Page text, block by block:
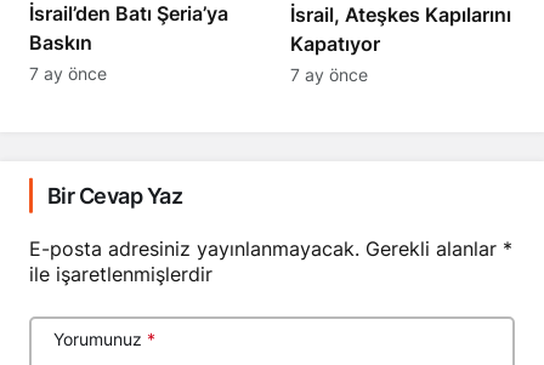
​​​​​​​İsrail’den Batı Şeria’ya
Baskın
7 ay önce
İsrail, Ateşkes Kapılarını
Kapatıyor
7 ay önce
Bir Cevap Yaz
E-posta adresiniz yayınlanmayacak. Gerekli alanlar *
ile işaretlenmişlerdir
Yorumunuz *